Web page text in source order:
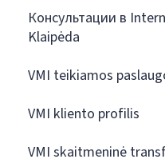
Консультации в
Klaipėda
VMI teikiamos
VMI kliento profilis
VMI skaitmeninė